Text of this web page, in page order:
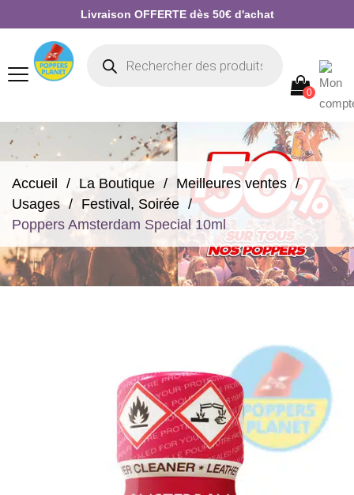
Livraison OFFERTE dès 50€ d'achat
0
Accueil La Boutique
Meilleures ventes
Usages
Festival, Soirée
Poppers Amsterdam Special 10ml